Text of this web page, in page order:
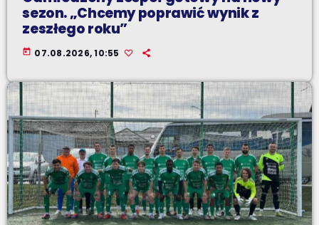
sezon. „Chcemy poprawić wynik z
zeszłego roku”
today 07.08.2026, 10:55